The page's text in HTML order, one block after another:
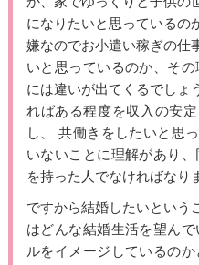
になりたいと思っているの
嫌なのでお小遣い稼ぎの仕
いと思っているのか、そ
には違いが出てくるでしょ
ればある程度を収入の安
し、 共働きをしたいと思
いないことに理解があり
を持った人でなければなり
ですから結婚したいという
はどんな結婚生活を望ん
ルをイメージしているの